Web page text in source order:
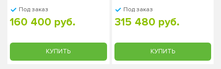
Под заказ
160 400 руб.
КУПИТЬ
Под заказ
315 480 руб.
КУПИТЬ